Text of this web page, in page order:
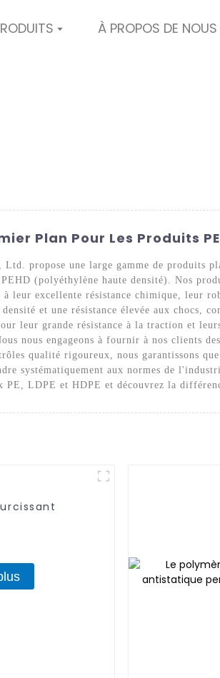
À PROPOS DE NOUS
Plan Pour Les Produits
propose une large gamme de produits
(polyéthylène haute densité). Nos
leur excellente résistance chimique, leur
et une résistance élevée aux chocs,
leur grande résistance à la traction et
nous engageons à fournir à nos clients
qualité rigoureux, nous garantissons
systématiquement aux normes de
PE, LDPE et HDPE et découvrez la